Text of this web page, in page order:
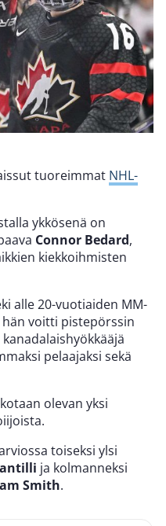
tuoreimmat NHL-
ykkösenä on
Connor Bedard,
kiekkoihmisten
alle 20-vuotiaiden MM-
voitti pistepörssin
pelaajaksi sekä
olevan yksi
toiseksi ylsi
ja kolmanneksi
Smith.